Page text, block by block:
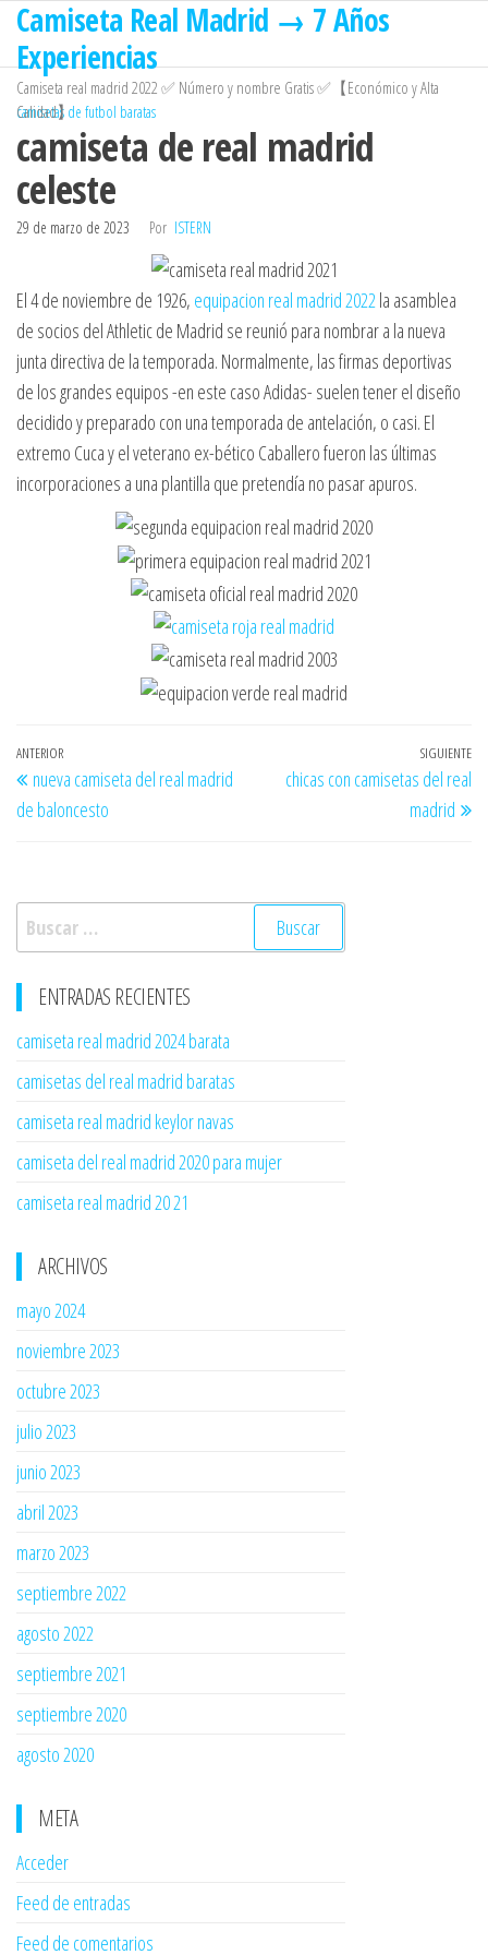
Saltar
contenido
Camiseta Real Madrid → 7 Años
Experiencias
Camiseta real madrid 2022 ✅ Número y nombre Gratis ✅【Económico y Alta
Calidad】
camisetas de futbol baratas
camiseta de real madrid
celeste
29 de marzo de 2023 Por ISTERN
El 4 de noviembre de 1926, equipacion real madrid 2022la asamblea
de socios del Athletic de Madrid se reunió para nombrar a la nueva
junta directiva de la temporada. Normalmente, las firmas deportivas
de los grandes equipos -en este caso Adidas- suelen tener el diseño
decidido y preparado con una temporada de antelación, o casi. El
extremo Cuca y el veterano ex-bético Caballero fueron las últimas
incorporaciones a una plantilla que pretendía no pasar apuros.
Navegación
de
entradas
Entrada
anterior
ANTERIOR
nueva camiseta del real madrid
de baloncesto
SIGUIENTE
chicas con camisetas del real
madrid
Buscar:
ENTRADAS RECIENTES
camiseta real madrid 2024 barata
camisetas del real madrid baratas
camiseta real madrid keylor navas
camiseta del real madrid 2020 para mujer
camiseta real madrid 20 21
ARCHIVOS
mayo 2024
noviembre 2023
octubre 2023
julio 2023
junio 2023
abril 2023
marzo 2023
septiembre 2022
agosto 2022
septiembre 2021
septiembre 2020
agosto 2020
META
Acceder
Feed de entradas
Feed de comentarios